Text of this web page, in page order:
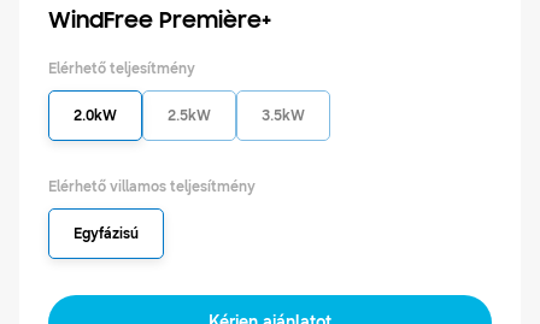
Termékek
Termékek
Megoldásaink
WindFree Première+
Elérhető teljesítmény
2.0kW 2.5kW 3.5kW
Elérhető villamos teljesítmény
Egyfázisú